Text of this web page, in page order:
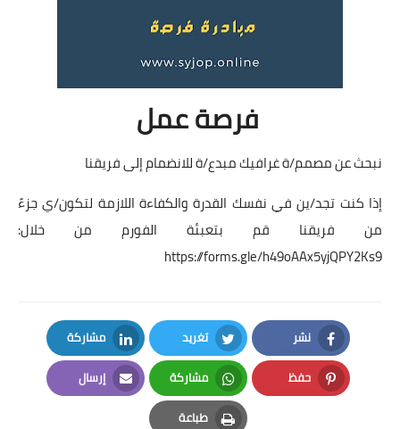
فرصة عمل
نبحث عن مصمم/ة غرافيك مبدع/ة للانضمام إلى فريقنا
إذا كنت تجد/ين في نفسك القدرة والكفاءة اللازمة لتكون/ي جزءً
من فريقنا قم بتعبئة الفورم من خلال:
https://forms.gle/h49oAAx5yjQPY2Ks9
نشر
Facebook
تغريد
Twitter
مشاركة
LinkedIn
حفظ
Pinterest
مشاركة
Whatsapp
إرسال
Email
طباعة